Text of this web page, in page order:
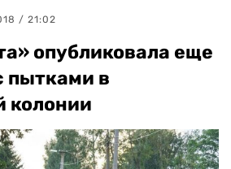
/ 21:02
опубликовала еще
пытками в
колонии